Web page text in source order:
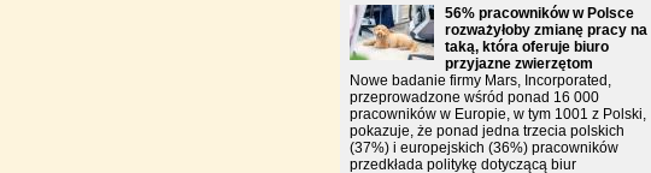
56% pracowników w Polsce
rozważyłoby zmianę pracy na
taką, która oferuje biuro
przyjazne zwierzętom
Nowe badanie firmy Mars, Incorporated,
przeprowadzone wśród ponad 16 000
pracowników w Europie, w tym 1001 z Polski,
pokazuje, że ponad jedna trzecia polskich
(37%) i europejskich (36%) pracowników
przedkłada politykę dotyczącą biur